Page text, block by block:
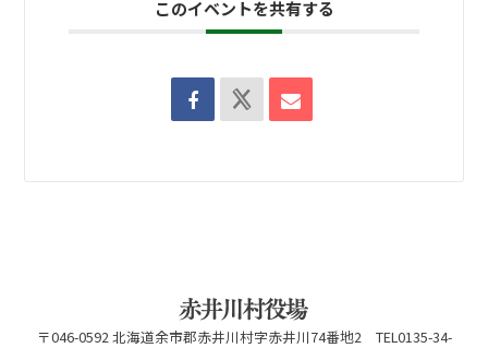
このイベントを共有する
〒046-0592 北海道余市郡赤井川村字赤井川74番地2 TEL0135-34-